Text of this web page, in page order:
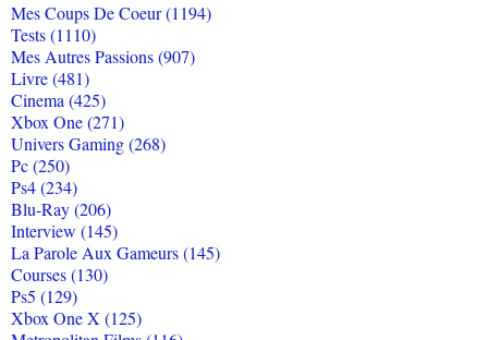
Mes Coups De Coeur (1194)
Tests (1110)
Mes Autres Passions (907)
Livre (481)
Cinema (425)
Xbox One (271)
Univers Gaming (268)
Pc (250)
Ps4 (234)
Blu-Ray (206)
Interview (145)
La Parole Aux Gameurs (145)
Courses (130)
Ps5 (129)
Xbox One X (125)